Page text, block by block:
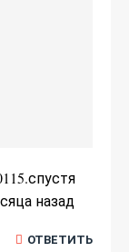
назад
ОТВЕТИТЬ